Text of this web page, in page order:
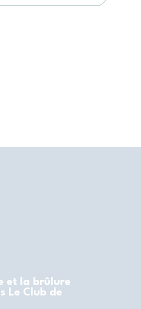
et la brûlure
Le Club de